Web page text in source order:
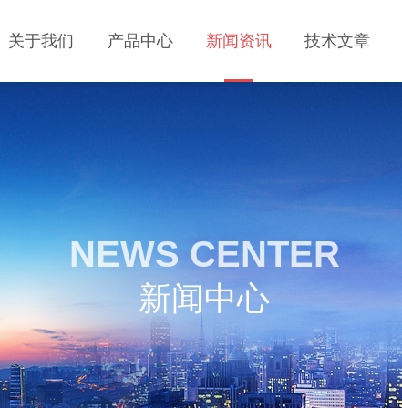
关于我们 产品中心 新闻资讯 技术文章
NEWS CENTER
新闻中心